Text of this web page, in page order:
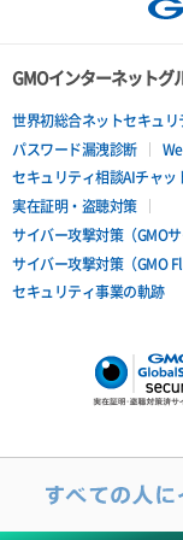
ネットワーク削除（
ネットワーク詳細取得
ネットワーク追加（
ヘルスモニタ一覧取得
ヘルスモニタ作成
ヘルスモニタ削除
ヘルスモニタ詳細取得
ヘルスモニタ関連付
GMOインターネットグ
世界初総合ネットセキュリ
パスワード漏洩診断
セキュリティ相談AIチャッ
実在証明・盗聴対策
サイバー攻撃対策（GMO
サイバー攻撃対策（GMO
セキュリティ事業の軌跡